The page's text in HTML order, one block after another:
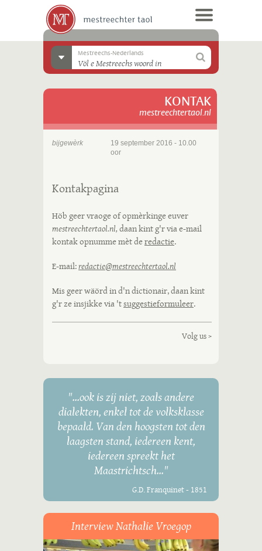
Mestreechs-Nederlands
KONTAK
mestreechtertaol.nl
bijgewèrk
19 september 2016 - 10.00
oor
Kontakpagina
Höb geer vraoge of opmèrkinge euver
mestreechtertaol.nl,daan kint g'r via e-mail
kontak opnumme mèt deredactie.
E-mail:redactie@mestreechtertaol.nl
Mis geer wäörd in d'n dictionair, daan kint
g'r ze insjikke via 'tsuggestieformuleer.
Volg us >
"...ook is zij niet, zoals andere
dialekten, enkel tot de volksklasse
bepaald. Van den hoogsten tot den
laagsten stand, iedereen kent,
iedereen spreekt het
Maastrichtsch..."
G.D. Franquinet - 1851
Interview Nathalie Vroegop